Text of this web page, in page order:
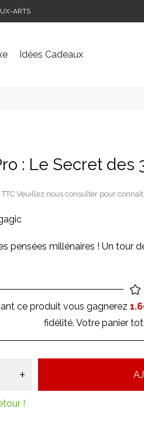
ARTS
Idées Cadeaux
: Le Secret des
TTC Veuillez nous consulter pour
pensées millénaires ! Un tour
ce produit vous gagnerez
fidélité. Votre panier
+
!